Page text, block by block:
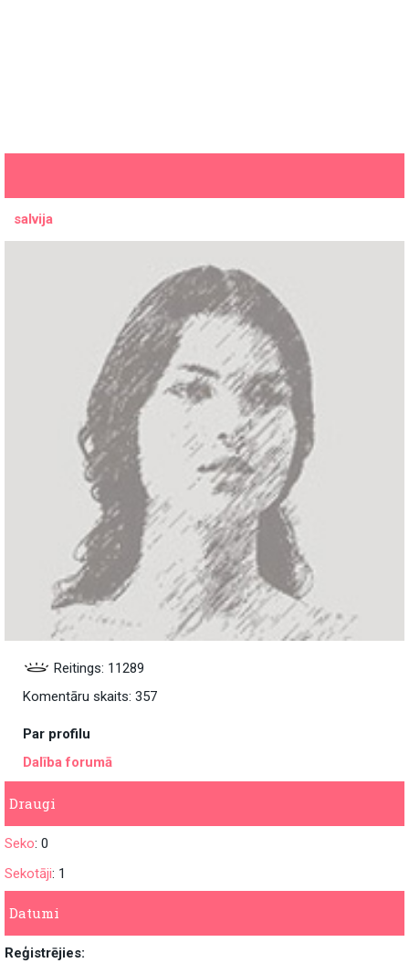
salvija
Reitings: 11289
Komentāru skaits: 357
Par profilu
Dalība forumā
Draugi
Seko: 0
Sekotāji: 1
Datumi
Reģistrējies: